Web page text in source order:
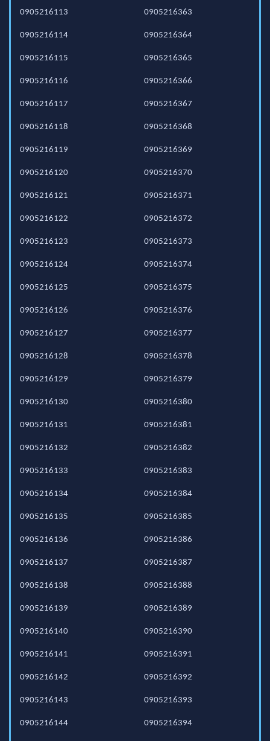
0905216113
0905216114
0905216115
0905216116
0905216117
0905216118
0905216119
0905216120
0905216121
0905216122
0905216123
0905216124
0905216125
0905216126
0905216127
0905216128
0905216129
0905216130
0905216131
0905216132
0905216133
0905216134
0905216135
0905216136
0905216137
0905216138
0905216139
0905216140
0905216141
0905216142
0905216143
0905216144
0905216363
0905216364
0905216365
0905216366
0905216367
0905216368
0905216369
0905216370
0905216371
0905216372
0905216373
0905216374
0905216375
0905216376
0905216377
0905216378
0905216379
0905216380
0905216381
0905216382
0905216383
0905216384
0905216385
0905216386
0905216387
0905216388
0905216389
0905216390
0905216391
0905216392
0905216393
0905216394